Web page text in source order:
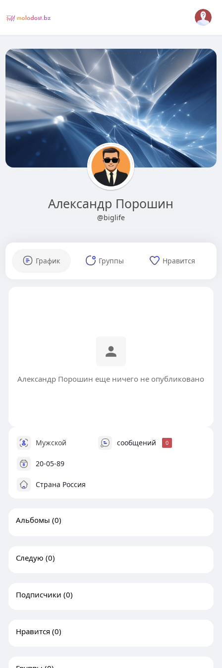
Александр Порошин
@biglife
График Группы Нравится
Александр Порошин еще ничего не опубликовано
Мужской сообщений 0
20-05-89
Страна Россия
Альбомы (0)
Следую (0)
Подписчики (0)
Нравится (0)